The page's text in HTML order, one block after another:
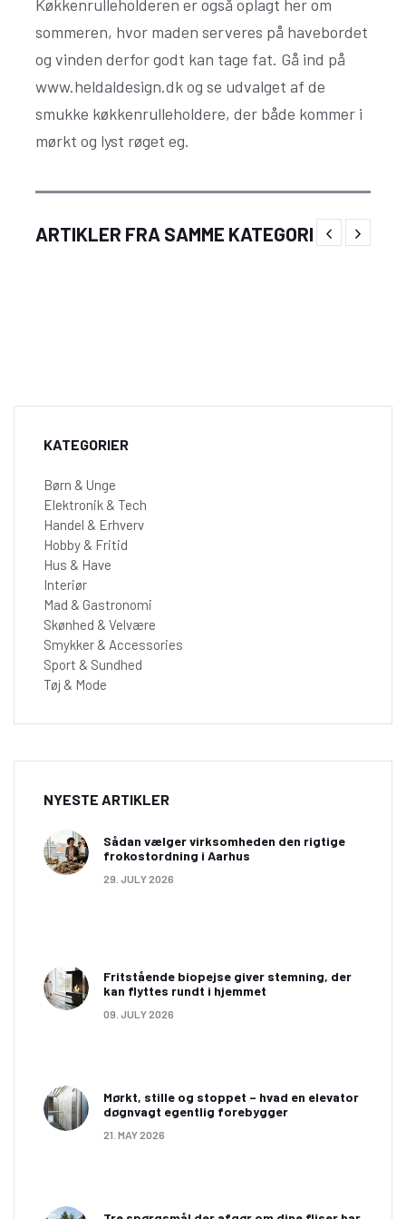
Køkkenrulleholderen er også oplagt her om
sommeren, hvor maden serveres på havebordet
og vinden derfor godt kan tage fat. Gå ind på
www.heldaldesign.dk og se udvalget af de
smukke køkkenrulleholdere, der både kommer i
mørkt og lyst røget eg.
ARTIKLER FRA SAMME KATEGORI
Skab en uforglemmelig jul med klassisk
julepynt fra Langkilde & Søn
KATEGORIER
Børn & Unge
Elektronik & Tech
Handel & Erhverv
Hobby & Fritid
Hus & Have
Interiør
Mad & Gastronomi
Skønhed & Velvære
Smykker & Accessories
Sport & Sundhed
Tøj & Mode
NYESTE ARTIKLER
Sådan vælger virksomheden den rigtige
frokostordning i Aarhus
29. JULY 2026
Fritstående biopejse giver stemning, der
kan flyttes rundt i hjemmet
09. JULY 2026
Mørkt, stille og stoppet – hvad en elevator
døgnvagt egentlig forebygger
21. MAY 2026